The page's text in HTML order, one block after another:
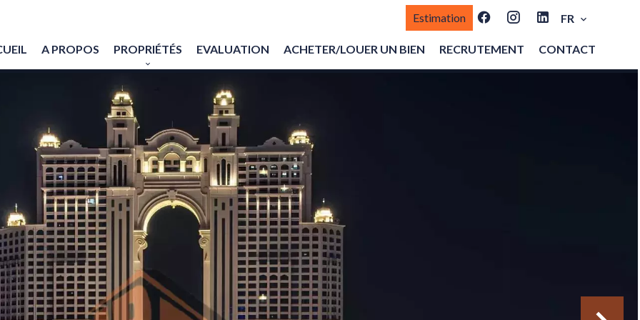
Estimation FR
A PROPOS PROPRIÉTÉS EVALUATION ACHETER/LOUER UN BIEN RECRUTEMENT CONTACT